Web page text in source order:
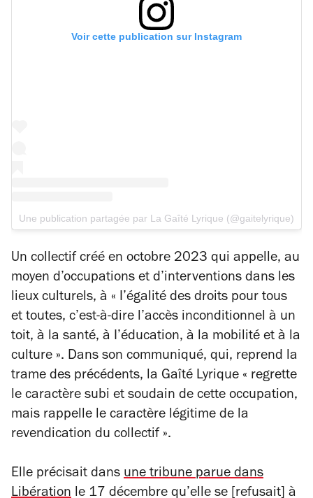
Voir cette publication sur Instagram
Une publication partagée par La Gaîté Lyrique (@gaitelyrique)
Un collectif créé en octobre 2023 qui appelle, au
moyen d’occupations et d’interventions dans les
lieux culturels, à « I’égalité des droits pour tous
et toutes, c’est-à-dire l’accès inconditionnel à un
toit, à la santé, à I’éducation, à la mobilité et à la
culture ». Dans son communiqué, qui, reprend la
trame des précédents, la Gaîté Lyrique « regrette
le caractère subi et soudain de cette occupation,
mais rappelle le caractère légitime de la
revendication du collectif ».
Elle précisait dans une tribune parue dans
Libération le 17 décembre qu’elle se [refusait] à